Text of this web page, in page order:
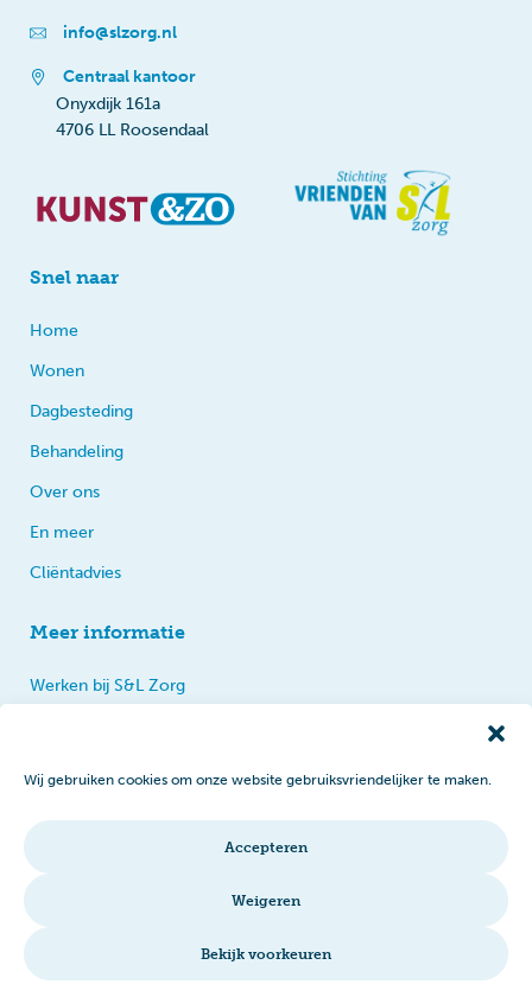
Wij gebruiken cookies om onze website gebruiksvriendelijker te maken.
Accepteren
Weigeren
Bekijk voorkeuren
info@slzorg.nl
Centraal kantoor
Onyxdijk 161a
4706 LL Roosendaal
Snel naar
Home
Wonen
Dagbesteding
Behandeling
Over ons
En meer
Cliëntadvies
Meer informatie
Werken bij S&L Zorg
Intranet